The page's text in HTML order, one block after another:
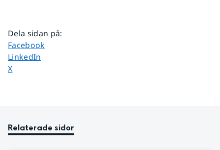
Dela sidan på:
Dela sidan på
Facebook
Dela sidan på
LinkedIn
Dela sidan på
X
Relaterade sidor